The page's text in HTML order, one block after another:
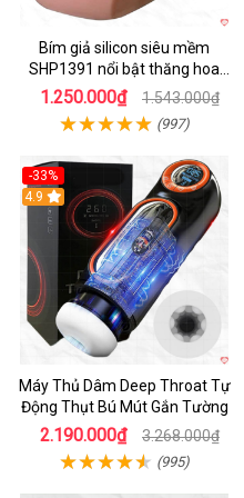
Bím giả silicon siêu mềm
SHP1391 nổi bật thăng hoa
hoàn hảo
1.250.000₫ 1.543.000₫
(997)
-33%
Hot
4.9
Máy Thủ Dâm Deep Throat Tự
Động Thụt Bú Mút Gắn Tường
2.190.000₫ 3.268.000₫
(995)